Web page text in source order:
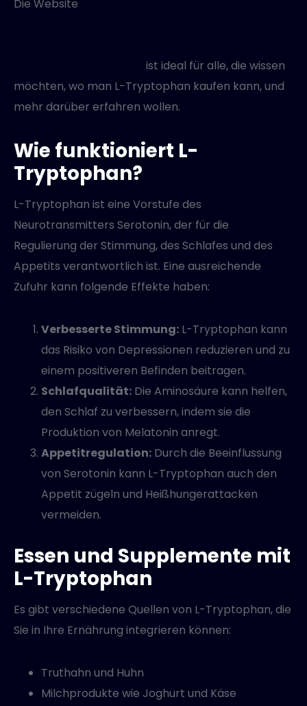
Die Website
ist ideal für alle, die wissen
möchten, wo man L-Tryptophan kaufen kann, und
mehr darüber erfahren wollen.
Wie funktioniert L-
Tryptophan?
L-Tryptophan ist eine Vorstufe des
Neurotransmitters Serotonin, der für die
Regulierung der Stimmung, des Schlafes und des
Appetits verantwortlich ist. Eine ausreichende
Zufuhr kann folgende Effekte haben:
Verbesserte Stimmung: L-Tryptophan kann
das Risiko von Depressionen reduzieren und zu
einem positiveren Befinden beitragen.
Schlafqualität: Die Aminosäure kann helfen,
den Schlaf zu verbessern, indem sie die
Produktion von Melatonin anregt.
Appetitregulation: Durch die Beeinflussung
von Serotonin kann L-Tryptophan auch den
Appetit zügeln und Heißhungerattacken
vermeiden.
Essen und Supplemente mit
L-Tryptophan
Es gibt verschiedene Quellen von L-Tryptophan, die
Sie in Ihre Ernährung integrieren können:
Truthahn und Huhn
Milchprodukte wie Joghurt und Käse